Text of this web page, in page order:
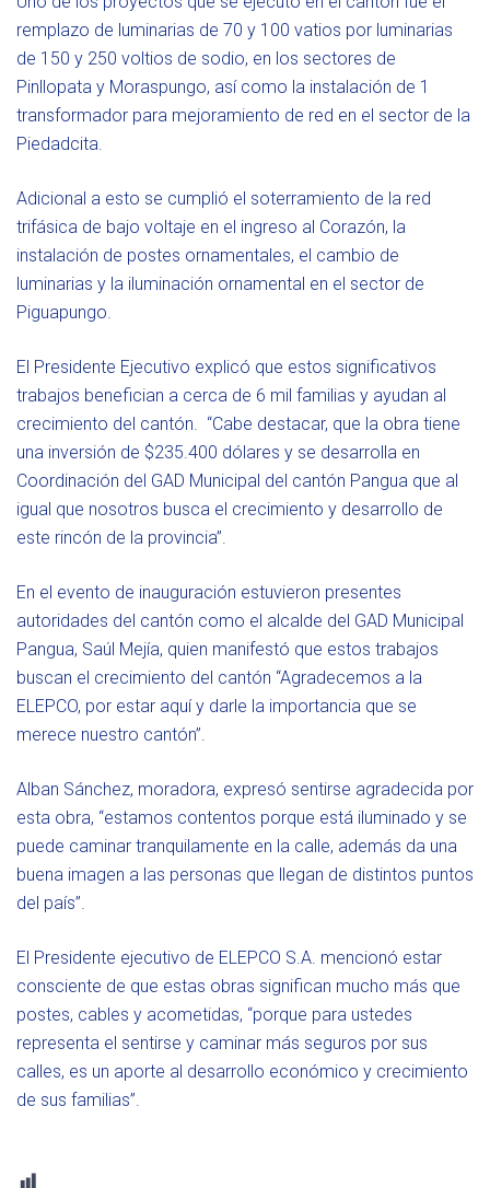
remplazo de luminarias de 70 y 100 vatios por luminarias
de 150 y 250 voltios de sodio, en los sectores de
Pinllopata y Moraspungo, así como la instalación de 1
transformador para mejoramiento de red en el sector de la
Piedadcita.
Adicional a esto se cumplió el soterramiento de la red
trifásica de bajo voltaje en el ingreso al Corazón, la
instalación de postes ornamentales, el cambio de
luminarias y la iluminación ornamental en el sector de
Piguapungo.
El Presidente Ejecutivo explicó que estos significativos
trabajos benefician a cerca de 6 mil familias y ayudan al
crecimiento del cantón. “Cabe destacar, que la obra tiene
una inversión de $235.400 dólares y se desarrolla en
Coordinación del GAD Municipal del cantón Pangua que al
igual que nosotros busca el crecimiento y desarrollo de
este rincón de la provincia”.
En el evento de inauguración estuvieron presentes
autoridades del cantón como el alcalde del GAD Municipal
Pangua, Saúl Mejía, quien manifestó que estos trabajos
buscan el crecimiento del cantón “Agradecemos a la
ELEPCO, por estar aquí y darle la importancia que se
merece nuestro cantón”.
Alban Sánchez, moradora, expresó sentirse agradecida por
esta obra, “estamos contentos porque está iluminado y se
puede caminar tranquilamente en la calle, además da una
buena imagen a las personas que llegan de distintos puntos
del país”.
El Presidente ejecutivo de ELEPCO S.A. mencionó estar
consciente de que estas obras significan mucho más que
postes, cables y acometidas, “porque para ustedes
representa el sentirse y caminar más seguros por sus
calles, es un aporte al desarrollo económico y crecimiento
de sus familias”.